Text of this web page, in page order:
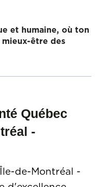
et humaine, où ton
être des
Québec
-
de-Montréal -